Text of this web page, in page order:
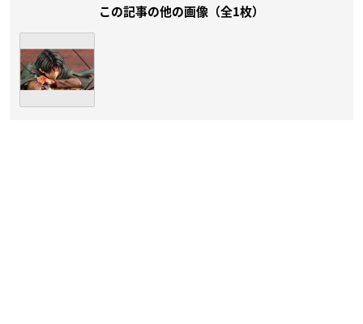
この記事の他の画像（全1枚）